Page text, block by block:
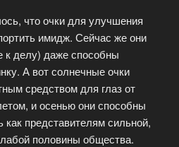
что очки для улучшения
имидж. Сейчас же они
к делу) даже способны
А вот солнечные очки
средством для глаз от
и осенью они способны
как представителям сильной,
половины общества.